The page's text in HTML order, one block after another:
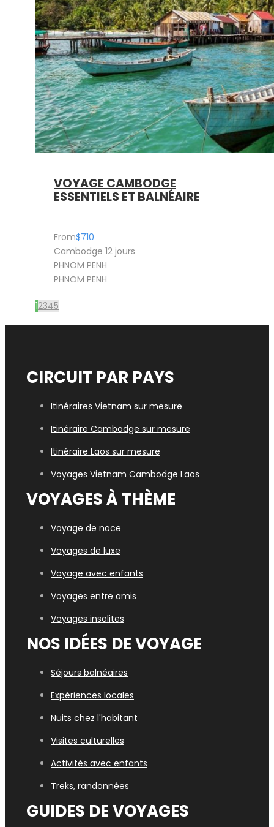
VOYAGE CAMBODGE
ESSENTIELS ET BALNÉAIRE
From$710
Cambodge 12 jours
PHNOM PENH
PHNOM PENH
12345
CIRCUIT PAR PAYS
Itinéraires Vietnam sur mesure
Itinéraire Cambodge sur mesure
Itinéraire Laos sur mesure
Voyages Vietnam Cambodge Laos
VOYAGES À THÈME
Voyage de noce
Voyages de luxe
Voyage avec enfants
Voyages entre amis
Voyages insolites
NOS IDÉES DE VOYAGE
Séjours balnéaires
Expériences locales
Nuits chez l'habitant
Visites culturelles
Activités avec enfants
Treks, randonnées
GUIDES DE VOYAGES